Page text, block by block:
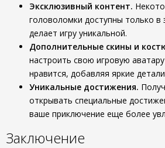
Эксклюзивный контент.
головоломки доступны только в
делает игру уникальной.
Дополнительные скины и
настроить свою игровую
нравится, добавляя яркие
Уникальные достижения.
открывать специальные
ваше приключение еще более
Заключение